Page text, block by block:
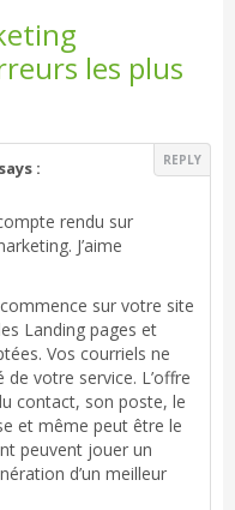
les plus
says : REPLY
rendu sur
J’aime
sur votre site
Landing pages et
Vos courriels ne
votre service. L’offre
contact, son poste, le
et même peut être le
peuvent jouer un
d’un meilleur